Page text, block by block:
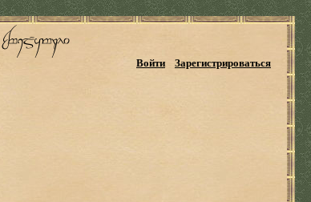
Войти Зарегистрироваться